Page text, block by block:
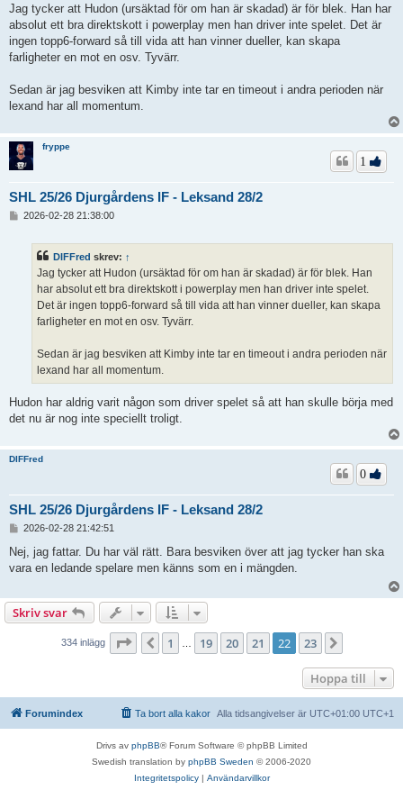
l
ä
g
g
Jag tycker att Hudon (ursäktad för om han är skadad) är för blek. Han har
absolut ett bra direktskott i powerplay men han driver inte spelet. Det är
ingen topp6-forward så till vida att han vinner dueller, kan skapa
farligheter en mot en osv. Tyvärr.
Sedan är jag besviken att Kimby inte tar en timeout i andra perioden när
lexand har all momentum.
fryppe
SHL 25/26 Djurgårdens IF - Leksand 28/2
1
2026-02-28 21:38:00
DIFFred skrev: ↑
Jag tycker att Hudon (ursäktad för om han är skadad) är för blek. Han
har absolut ett bra direktskott i powerplay men han driver inte spelet.
Det är ingen topp6-forward så till vida att han vinner dueller, kan skapa
farligheter en mot en osv. Tyvärr.
Sedan är jag besviken att Kimby inte tar en timeout i andra perioden när
lexand har all momentum.
Hudon har aldrig varit någon som driver spelet så att han skulle börja med
det nu är nog inte speciellt troligt.
DIFFred
SHL 25/26 Djurgårdens IF - Leksand 28/2
0
l
ä
g
2026-02-28 21:42:51
Nej, jag fattar. Du har väl rätt. Bara besviken över att jag tycker han ska
vara en ledande spelare men känns som en i mängden.
Skriv svar
334 inlägg Sida 22av23
Föregående
1 19 20 21 22 23
Hoppa till
Forumindex Alla tidsangivelser är UTC+01:00 UTC+1
Ta bort alla kakor
Drivs av phpBB® Forum Software © phpBB Limited
Swedish translation by phpBB Sweden © 2006-2020
Integritetspolicy| Användarvillkor